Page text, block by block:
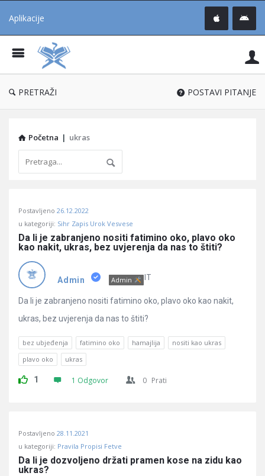
Aplikacije
®
PRETRAŽI POSTAVI PITANJE
Početna | ukras
Učene
Latest
Pitanja
Postavljeno 26.12.2022
u kategoriji: Sihr Zapis Urok Vesvese
Da li je zabranjeno nositi fatimino oko, plavo oko
kao nakit, ukras, bez uvjerenja da nas to štiti?
Admin Admin IT
Da li je zabranjeno nositi fatimino oko, plavo oko kao nakit,
ukras, bez uvjerenja da nas to štiti?
bez ubjeđenja fatimino oko hamajlija
nositi kao ukras
plavo oko
ukras
1 1 Odgovor 0 Prati
Postavljeno 28.11.2021
u kategoriji: Pravila Propisi Fetve
Da li je dozvoljeno držati pramen kose na zidu kao
ukras?